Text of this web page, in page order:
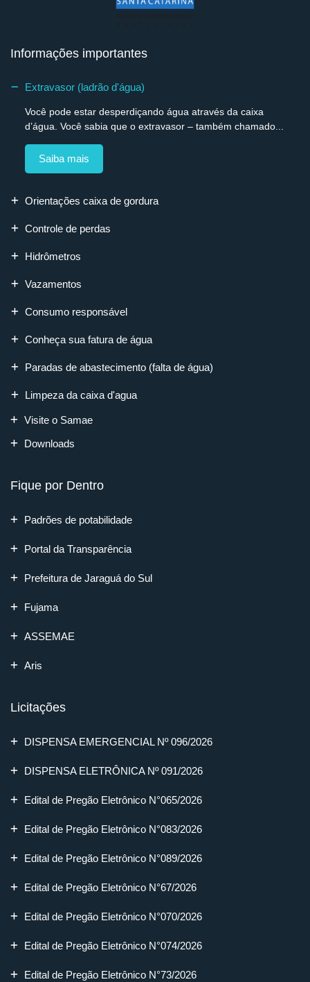
Informações importantes
Extravasor (ladrão d'água)
Você pode estar desperdiçando água através da caixa
d’água. Você sabia que o extravasor – também chamado...
Saiba mais
Orientações caixa de gordura
Controle de perdas
Hidrômetros
Vazamentos
Consumo responsável
Conheça sua fatura de água
Paradas de abastecimento (falta de água)
Limpeza da caixa d'agua
Visite o Samae
Downloads
Fique por Dentro
Padrões de potabilidade
Portal da Transparência
Prefeitura de Jaraguá do Sul
Fujama
ASSEMAE
Aris
Licitações
DISPENSA EMERGENCIAL Nº 096/2026
DISPENSA ELETRÔNICA Nº 091/2026
Edital de Pregão Eletrônico N°065/2026
Edital de Pregão Eletrônico N°083/2026
Edital de Pregão Eletrônico N°089/2026
Edital de Pregão Eletrônico N°67/2026
Edital de Pregão Eletrônico N°070/2026
Edital de Pregão Eletrônico N°074/2026
Edital de Pregão Eletrônico N°73/2026